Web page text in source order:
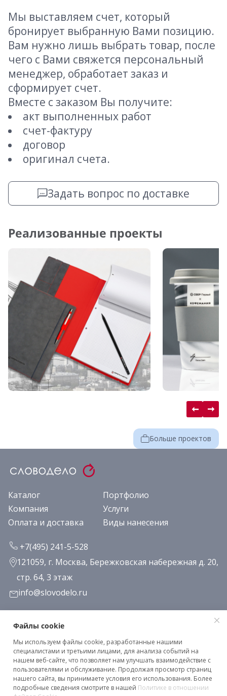
Мы выставляем счет, который
бронирует выбранную Вами позицию.
Вам нужно лишь выбрать товар, после
чего с Вами свяжется персональный
менеджер, обработает заказ и
сформирует счет.
Вместе с заказом Вы получите:
акт выполненных работ
счет-фактуру
договор
оригинал счета.
Задать вопрос по доставке
Реализованные проекты
Больше проектов
Каталог
Портфолио
Компания
Услуги
Оплата и доставка
Виды нанесения
+7(495) 241-5-528
121059, г. Москва, Бережковская набережная д. 20,
стр. 64, 3 этаж
info@slovodelo.ru
Заказать звонок
Подписаться на рассылку
Клиентское соглашение
Файлы cookie
Мы используем файлы cookie, разработанные нашими
специалистами и третьими лицами, для анализа событий на
нашем веб-сайте, что позволяет нам улучшать взаимодействие с
пользователями и обслуживание. Продолжая просмотр страниц
нашего сайта, вы принимаете условия его использования. Более
подробные сведения смотрите в нашей Политике в отношении